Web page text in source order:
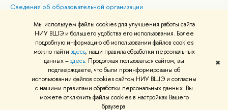
Мы используем файлы cookies для улучшения работы сайта
НИУ ВШЭ и большего удобства его использования. Более
подробную информацию об использовании файлов cookies
можно найти здесь, наши правила обработки персональных
данных –здесь. Продолжая пользоваться сайтом, вы
подтверждаете, что были проинформированы об
использовании файлов cookies сайтом НИУ ВШЭ и согласны
с нашими правилами обработки персональных данных. Вы
можете отключить файлы cookies в настройках Вашего
браузера.
✖
Сведения об образовательной организации
Людям с ограниченными возможностями здоровья
Единая платежная страница
Работа в Вышке
© НИУ ВШЭ 1993–2026 Адреса и контакты Условия использования
материалов Политика конфиденциальности Карта сайта
Шрифты HSE Sans и HSE Slab разработаны вШколе дизайна НИУ ВШЭ